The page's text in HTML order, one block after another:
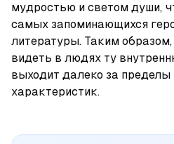
мудростью и светом души,
самых запоминающихся
литературы. Таким
видеть в людях ту
выходит далеко за пределы
характеристик.